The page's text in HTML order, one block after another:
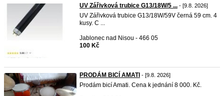
UV Zářivková trubice G13/18W/5 ... - [9.8. 2026]
UV Zářivková trubice G13/18W/59V černá 59 cm. 4
kusy. C ...
Jablonec nad Nisou - 466 05
100 Kč
PRODÁM BICÍ AMATI - [9.8. 2026]
Prodám bicí Amati. Cena k jednání 8 000. Kč.